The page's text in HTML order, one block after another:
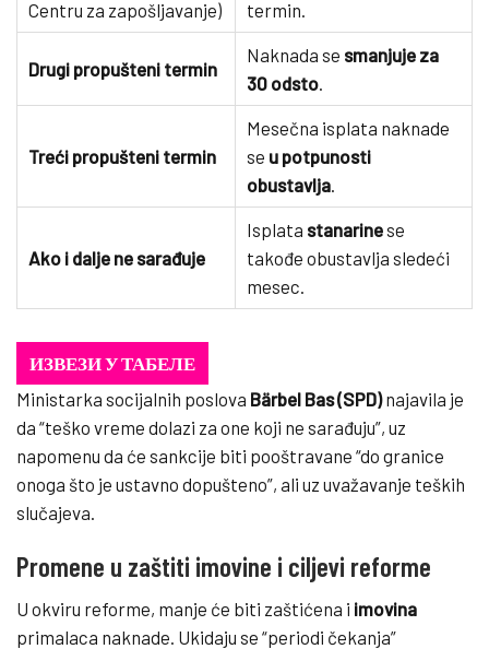
Centru za zapošljavanje) termin.
Drugi propušteni termin
Naknada se smanjuje za
30 odsto
Treći propušteni termin
Mesečna isplata naknade
se u potpunosti
obustavlja
Ako i dalje ne sarađuje
Isplata stanarinese
takođe obustavlja sledeći
mesec.
ИЗВЕЗИ У ТАБЕЛЕ
Ministarka socijalnih poslova Bärbel Bas (SPD)najavila je
da “teško vreme dolazi za one koji ne sarađuju”, uz
napomenu da će sankcije biti pooštravane “do granice
onoga što je ustavno dopušteno”, ali uz uvažavanje teških
slučajeva.
Promene u zaštiti imovine i ciljevi reforme
U okviru reforme, manje će biti zaštićena i imovina
primalaca naknade. Ukidaju se “periodi čekanja”